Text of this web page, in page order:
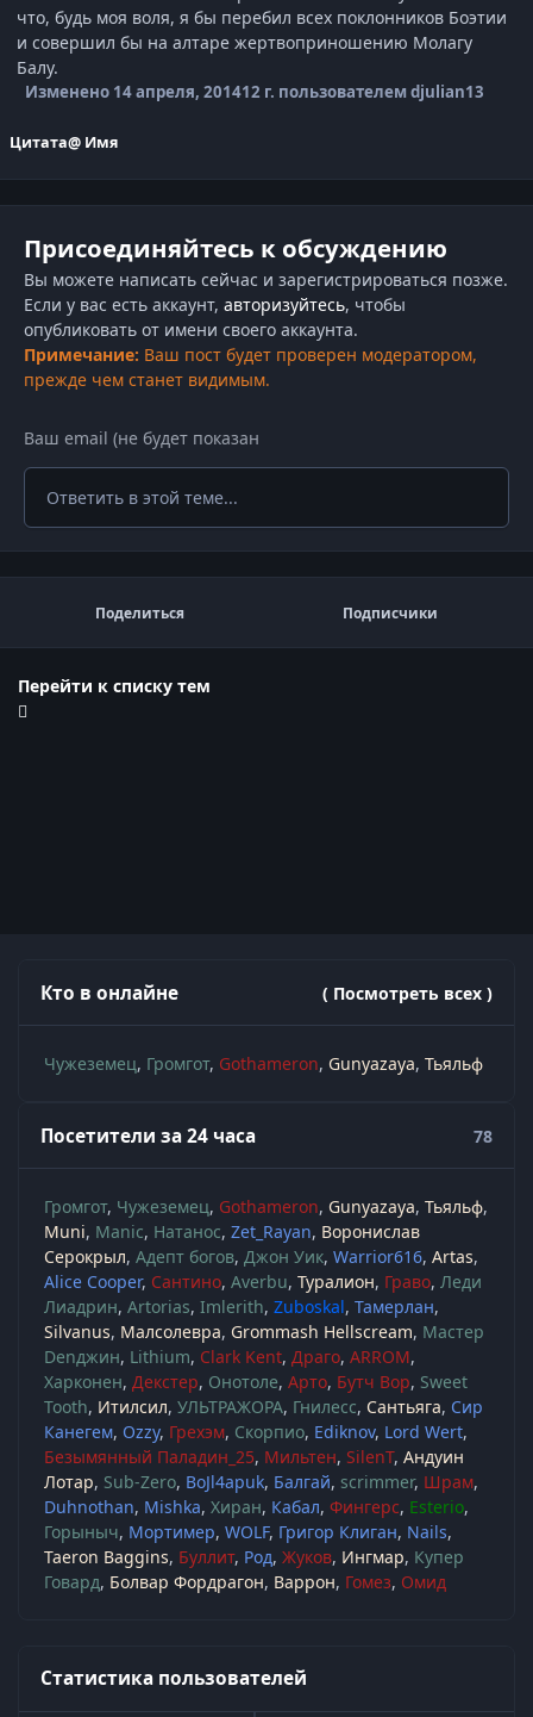
что, будь моя воля, я бы перебил всех поклонников Боэтии
и совершил бы на алтаре жертвоприношению Молагу
Балу.
Изменено 14 апреля, 201412 г. пользователем djulian13
Цитата@ Имя
Присоединяйтесь к обсуждению
Вы можете написать сейчас и зарегистрироваться позже.
Если у вас есть аккаунт, авторизуйтесь, чтобы
опубликовать от имени своего аккаунта.
Примечание: Ваш пост будет проверен модератором,
прежде чем станет видимым.
Ответить в этой теме...
Поделиться Подписчики
Перейти к списку тем
Кто в онлайне ( Посмотреть всех )
Чужеземец Громгот Gothameron Gunyazaya Тьяльф
Посетители за 24 часа 78
Громгот Чужеземец Gothameron Gunyazaya Тьяльф
Muni Manic Натанос Zet_Rayan Воронислав
Серокрыл Адепт богов Джон Уик Warrior616 Artas
Alice Cooper Сантино Averbu Туралион Граво Леди
Лиадрин Artorias Imlerith Zuboskal Тамерлан
Silvanus Малсолевра Grommash Hellscream Мастер
Denджин Lithium Clark Kent Драго ARROM
Харконен Декстер Онотоле Арто Бутч Вор Sweet
Tooth Итилсил УЛЬТРАЖОРА Гнилесс Сантьяга Сир
Канегем Ozzy Грехэм Скорпио Ediknov Lord Wert
Безымянный Паладин_25 Мильтен SilenT Андуин
Лотар Sub-Zero BoJl4apuk Балгай scrimmer Шрам
Duhnothan Mishka Хиран Кабал Фингерс Esterio
Горыныч Мортимер WOLF Григор Клиган Nails
Taeron Baggins Буллит Род Жуков Ингмар Купер
Говард Болвар Фордрагон Варрон Гомез Омид
Статистика пользователей